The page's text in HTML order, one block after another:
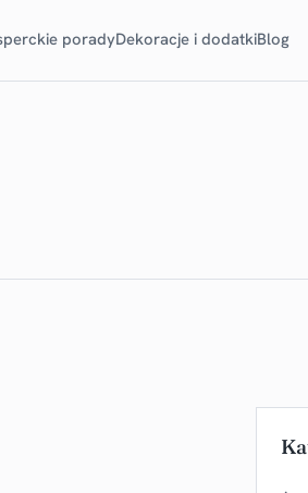
poradyDekoracje i dodatkiBlog